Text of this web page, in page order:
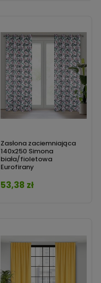
Zasłona zaciemniająca
140x250 Simona
biała/fioletowa
Eurofirany
Cena
53,38 zł